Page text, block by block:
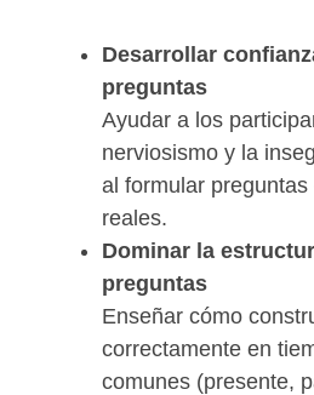
Desarrollar
preguntas
Ayudar a los
nerviosismo y la
al formular
reales.
Dominar la
preguntas
Enseñar cómo
correctamente en
comunes (presente,